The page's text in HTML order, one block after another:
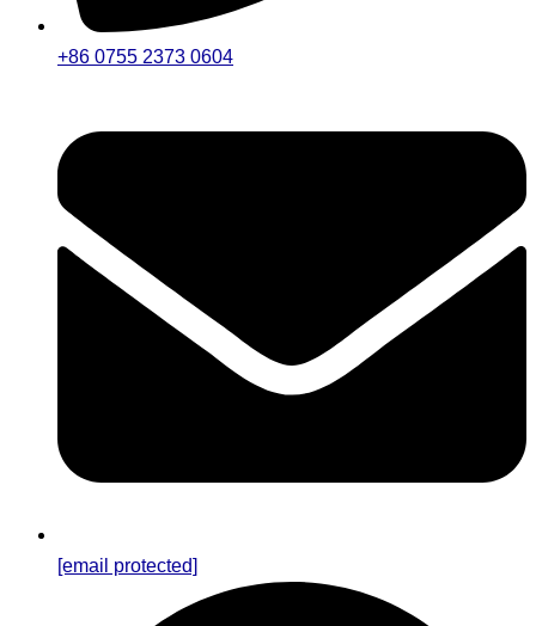
+86 0755 2373 0604
[email protected]